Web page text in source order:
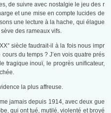
de suivre avec nostalgie le jeu des r
et une mise en compte lucides de
une lecture à la hache, qui élague
des rameaux vifs.
siècle faudrait-il à la fois nous impr
du temps ? J’en vois quatre prés
tragique inouï, le progrès unificateur,
la plus affreuse.
jamais depuis 1914, avec deux gue
qui ont tué, mutilé, violenté et broyé